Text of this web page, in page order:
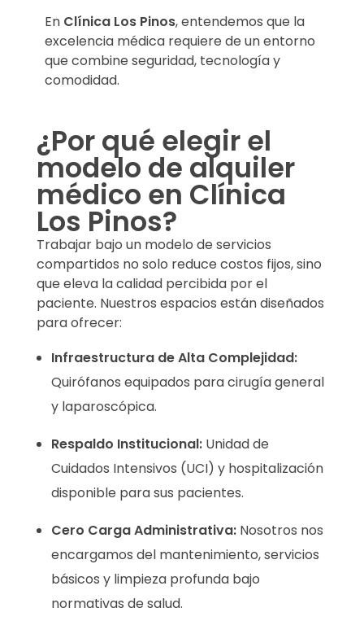
En Clínica Los Pinos, entendemos que la
excelencia médica requiere de un entorno
que combine seguridad, tecnología y
comodidad.
¿Por qué elegir el
modelo de alquiler
médico en Clínica
Los Pinos?
Trabajar bajo un modelo de servicios
compartidos no solo reduce costos fijos, sino
que eleva la calidad percibida por el
paciente. Nuestros espacios están diseñados
para ofrecer:
Infraestructura de Alta Complejidad:
Quirófanos equipados para cirugía general
y laparoscópica.
Respaldo Institucional:Unidad de
Cuidados Intensivos (UCI) y hospitalización
disponible para sus pacientes.
Cero Carga Administrativa:Nosotros nos
encargamos del mantenimiento, servicios
básicos y limpieza profunda bajo
normativas de salud.